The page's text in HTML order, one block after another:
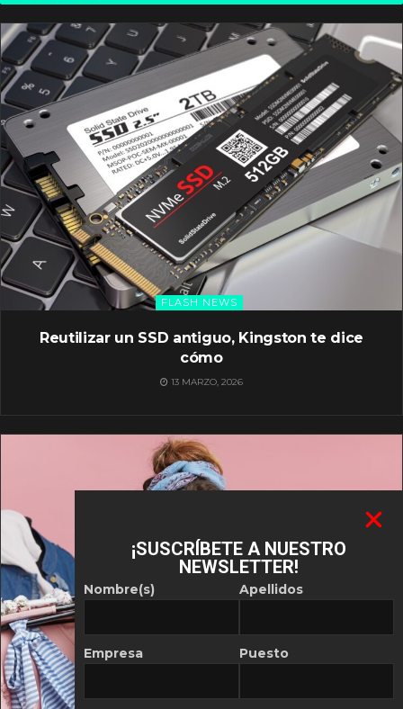
FLASH NEWS
Reutilizar un SSD antiguo, Kingston te dice
cómo
13 MARZO, 2026
¡SUSCRÍBETE A NUESTRO
NEWSLETTER!
Nombre(s)
Empresa
Apellidos
Puesto